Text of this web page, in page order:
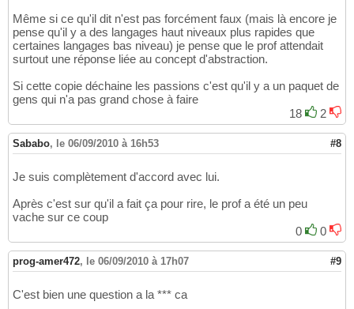
Même si ce qu'il dit n'est pas forcément faux (mais là encore je
pense qu'il y a des langages haut niveaux plus rapides que
certaines langages bas niveau) je pense que le prof attendait
surtout une réponse liée au concept d'abstraction.
Si cette copie déchaine les passions c'est qu'il y a un paquet de
gens qui n'a pas grand chose à faire
18
2
Sababo, le 06/09/2010 à 16h53 #8
Je suis complètement d'accord avec lui.
Après c'est sur qu'il a fait ça pour rire, le prof a été un peu
vache sur ce coup
0
0
prog-amer472, le 06/09/2010 à 17h07 #9
C'est bien une question a la *** ca